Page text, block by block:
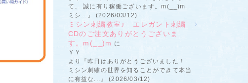
て、 誠に有り稼働ございます。m(__)m
ミシ...』 (2026/03/12)
ミシン刺繍教室♪ エレガント刺繍
CDのご注文ありがとうございま
す。m(__)m に
ＹＹ
より『昨日はありがとうございました！
ミシン刺繍の世界を知ることができて本当
に有益な...』 (2026/03/12)